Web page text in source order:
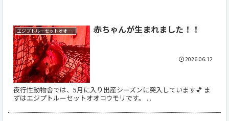
エジプトルーセットオオコウモリ 赤ちゃんが生まれました！！
夜行性動物舎では、5月に入り出産シーズンに突入しています💕 ま
ずはエジプトルーセットオオコウモリです。 ...
2026.06.12